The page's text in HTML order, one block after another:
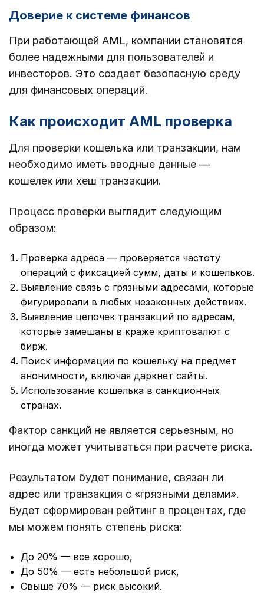
Доверие к системе финансов
При работающей AML, компании становятся
более надежными для пользователей и
инвесторов. Это создает безопасную среду
для финансовых операций.
Как происходит AML проверка
Для проверки кошелька или транзакции, нам
необходимо иметь вводные данные —
кошелек или хеш транзакции.
Процесс проверки выглядит следующим
образом:
Проверка адреса — проверяется частоту
операций с фиксацией сумм, даты и кошельков.
Выявление связь с грязными адресами, которые
фигурировали в любых незаконных действиях.
Выявление цепочек транзакций по адресам,
которые замешаны в краже криптовалют с
бирж.
Поиск информации по кошельку на предмет
анонимности, включая даркнет сайты.
Использование кошелька в санкционных
странах.
Фактор санкций не является серьезным, но
иногда может учитываться при расчете риска.
Результатом будет понимание, связан ли
адрес или транзакция с «грязными делами».
Будет сформирован рейтинг в процентах, где
мы можем понять степень риска:
До 20% — все хорошо,
До 50% — есть небольшой риск,
Свыше 70% — риск высокий.